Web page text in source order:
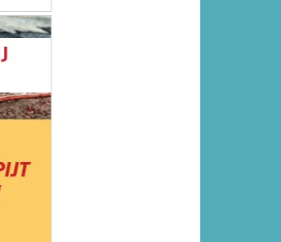
Motorrijder zwaargewond na
eenzijdig ongeval in Poortugaal
terrorismeonderzoek langer vast
steekincident Rotterdam